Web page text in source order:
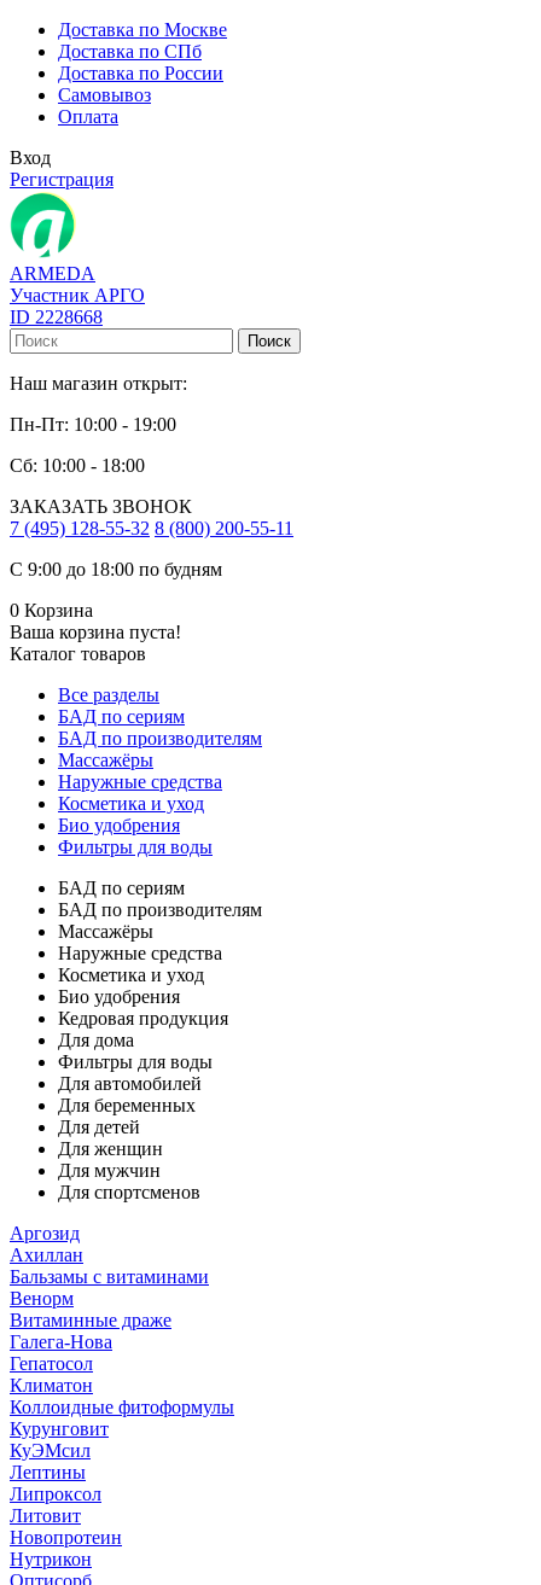
Доставка по Москве
Доставка по СПб
Доставка по России
Самовывоз
Оплата
Вход
Регистрация
ARMEDA
Участник АРГО
ID 2228668
Поиск
Наш магазин открыт:
Пн-Пт: 10:00 - 19:00
Сб: 10:00 - 18:00
ЗАКАЗАТЬ ЗВОНОК
7 (495) 128-55-32 8 (800) 200-55-11
С 9:00 до 18:00 по будням
0 Корзина
Ваша корзина пуста!
Каталог товаров
Все разделы
БАД по сериям
БАД по производителям
Массажёры
Наружные средства
Косметика и уход
Био удобрения
Фильтры для воды
БАД по сериям
БАД по производителям
Массажёры
Наружные средства
Косметика и уход
Био удобрения
Кедровая продукция
Для дома
Фильтры для воды
Для автомобилей
Для беременных
Для детей
Для женщин
Для мужчин
Для спортсменов
Аргозид
Ахиллан
Бальзамы с витаминами
Венорм
Витаминные драже
Галега-Нова
Гепатосол
Климатон
Коллоидные фитоформулы
Курунговит
КуЭМсил
Лептины
Липроксол
Литовит
Новопротеин
Нутрикон
Оптисорб